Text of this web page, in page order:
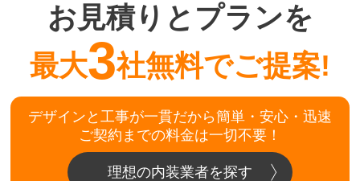
お見積りとプランを
最大3社無料でご提案!
デザインと工事が一貫だから簡単・安心・迅速
ご契約までの料金は一切不要！
理想の内装業者を探す